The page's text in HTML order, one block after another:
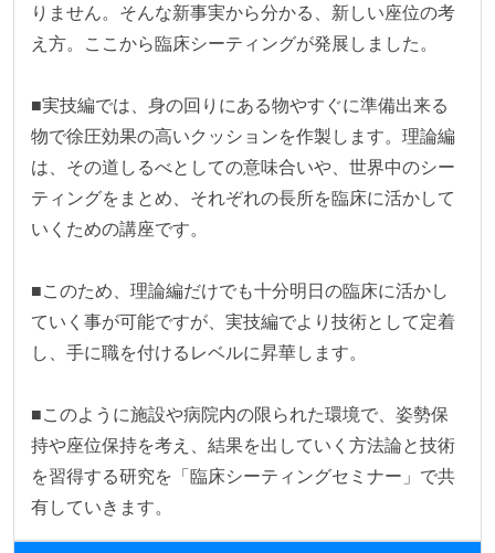
りません。そんな新事実から分かる、新しい座位の考
え方。ここから臨床シーティングが発展しました。
■実技編では、身の回りにある物やすぐに準備出来る
物で徐圧効果の高いクッションを作製します。理論編
は、その道しるべとしての意味合いや、世界中のシー
ティングをまとめ、それぞれの長所を臨床に活かして
いくための講座です。
■このため、理論編だけでも十分明日の臨床に活かし
ていく事が可能ですが、実技編でより技術として定着
し、手に職を付けるレベルに昇華します。
■このように施設や病院内の限られた環境で、姿勢保
持や座位保持を考え、結果を出していく方法論と技術
を習得する研究を「臨床シーティングセミナー」で共
有していきます。